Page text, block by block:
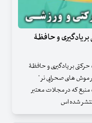
یادگیری و حافظۀ
بر یادگیری و حافظۀ
موش های صحرایی نر "
52 عنوان فهرست منبع که در مجلات معتبر
شده اس